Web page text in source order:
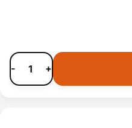
- +